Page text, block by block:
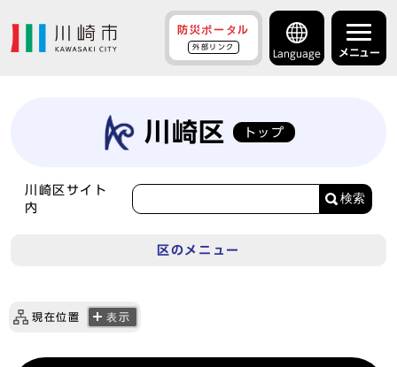
防災ポータル
外部リンク
Language メニュー
川崎区 トップ
川崎区サイト
内
検索
区のメニュー
現在位置 表示